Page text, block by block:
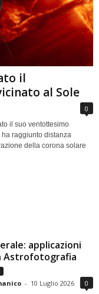
il
al Sole
0
il suo ventottesimo
raggiunto distanza
della corona solare
applicazioni
Astrofotografia
- 10 Luglio 2026 0